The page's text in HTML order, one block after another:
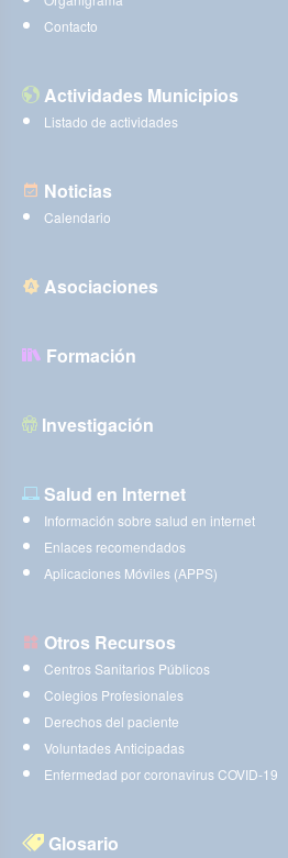
Contacto
Actividades Municipios
Listado de actividades
Noticias
Calendario
Asociaciones
Formación
Investigación
Salud en Internet
Información sobre salud en internet
Enlaces recomendados
Aplicaciones Móviles (APPS)
Otros Recursos
Centros Sanitarios Públicos
Colegios Profesionales
Derechos del paciente
Voluntades Anticipadas
Enfermedad por coronavirus COVID-19
Glosario